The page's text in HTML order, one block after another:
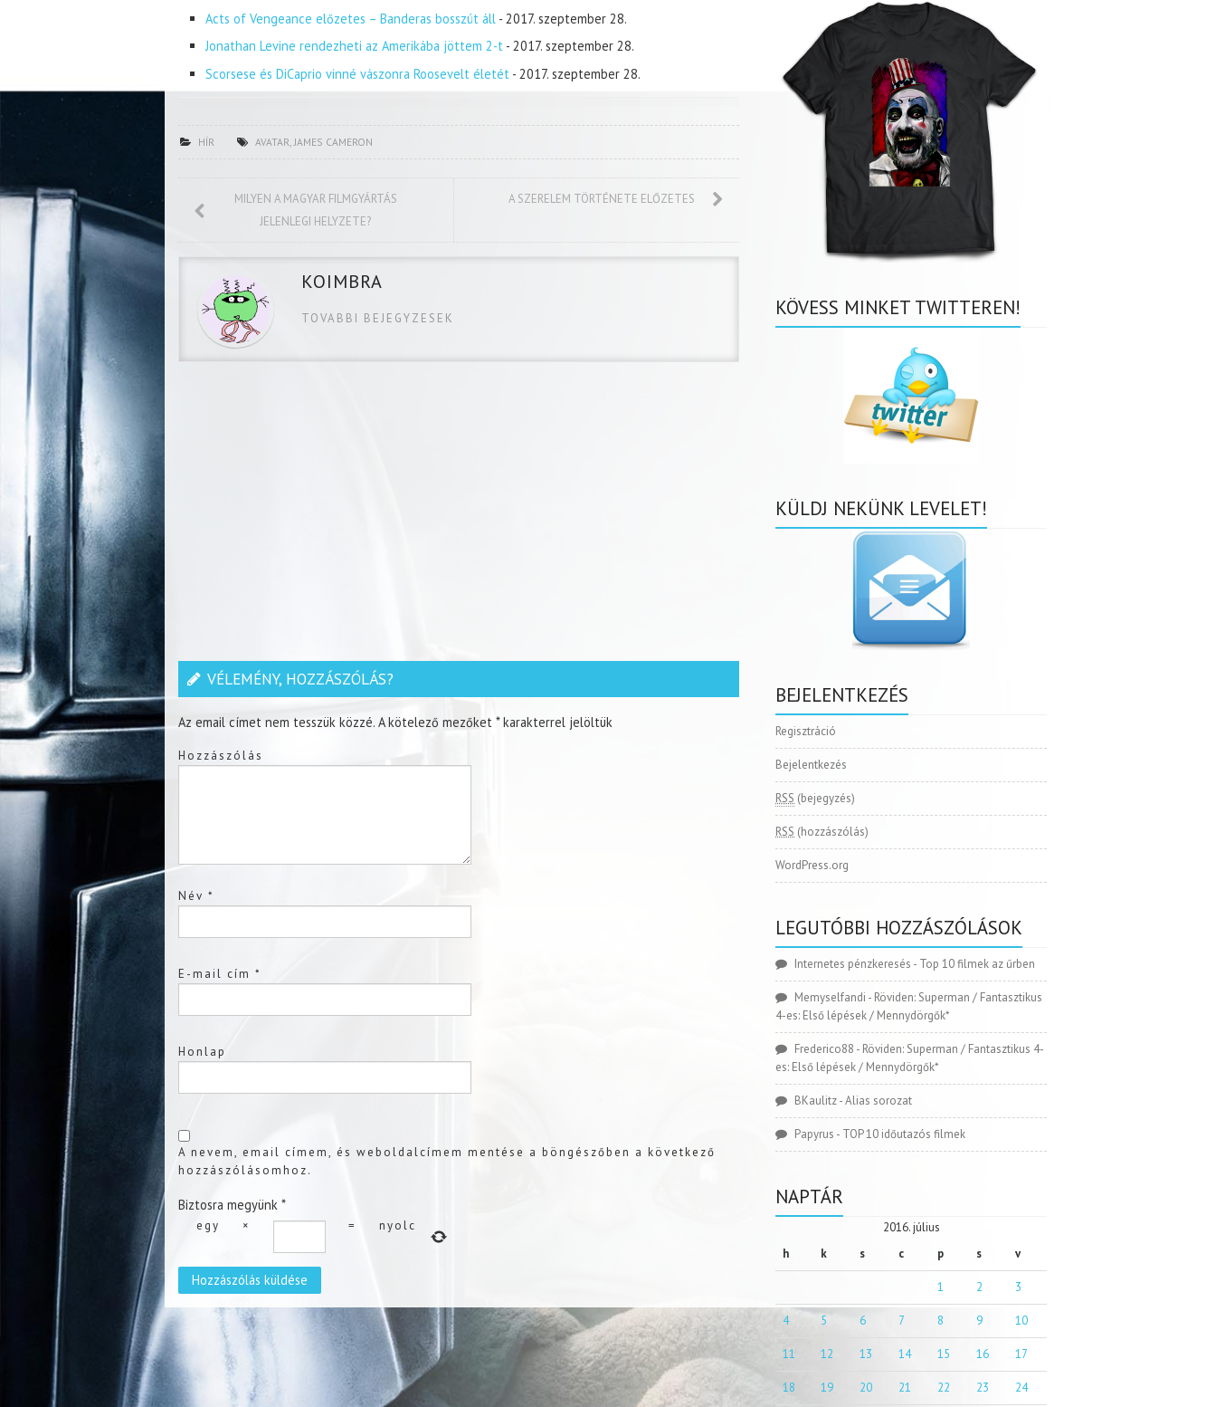
Acts of Vengeance előzetes – Banderas bosszút áll - 2017. szeptember 28.
Jonathan Levine rendezheti az Amerikába jöttem 2-t - 2017. szeptember 28.
Scorsese és DiCaprio vinné vászonra Roosevelt életét - 2017. szeptember 28.
HÍR AVATAR,JAMES CAMERON
MILYEN A MAGYAR FILMGYÁRTÁS
JELENLEGI HELYZETE?
A SZERELEM TÖRTÉNETE ELŐZETES
KOIMBRA
TOVABBI BEJEGYZESEK
VÉLEMÉNY, HOZZÁSZÓLÁS?
Az email címet nem tesszük közzé. A kötelező mezőket *karakterrel jelöltük
Hozzászólás
Név *
E-mail cím *
Honlap
A nevem, email címem, és weboldalcímem mentése a böngészőben a következő
hozzászólásomhoz.
Biztosra megyünk *
egy × = nyolc
KÖVESS MINKET TWITTEREN!
KÜLDJ NEKÜNK LEVELET!
BEJELENTKEZÉS
Regisztráció
Bejelentkezés
RSS (bejegyzés)
RSS (hozzászólás)
WordPress.org
LEGUTÓBBI HOZZÁSZÓLÁSOK
Internetes pénzkeresés - Top 10 filmek az űrben
Memyselfandi - Röviden: Superman / Fantasztikus
4-es: Első lépések / Mennydörgők*
Frederico88 - Röviden: Superman / Fantasztikus 4-
es: Első lépések / Mennydörgők*
BKaulitz-Alias sorozat
Papyrus - TOP 10 időutazós filmek
NAPTÁR
2016. július
h
k s c p s v
1 2 3
4 5 6 7 8 9 10
11 12 13 14 15 16 17
18 19 20 21 22 23 24